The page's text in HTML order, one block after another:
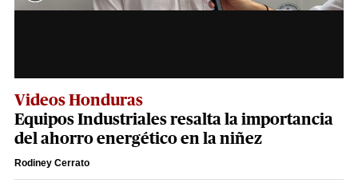
Videos Honduras
Equipos Industriales resalta la importancia
del ahorro energético en la niñez
Rodiney Cerrato